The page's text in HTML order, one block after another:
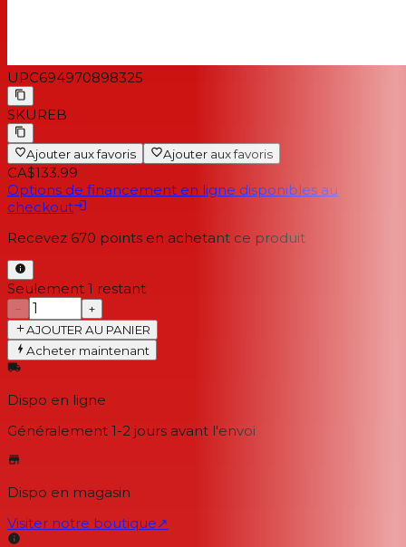
UPC694970898325
SKUREB
Ajouter aux favoris Ajouter aux favoris
CA$133.99
Options de financement en ligne disponibles au
checkout
Recevez 670 points en achetant ce produit
Seulement 1 restant
−
+
AJOUTER AU PANIER
Acheter maintenant
Dispo en ligne
Généralement 1-2 jours avant l'envoi
Dispo en magasin
Visiter notre boutique↗